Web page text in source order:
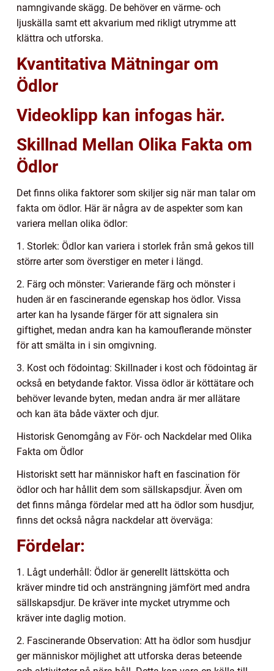
namngivande skägg. De behöver en värme- och
ljuskälla samt ett akvarium med rikligt utrymme att
klättra och utforska.
Kvantitativa Mätningar om
Ödlor
Videoklipp kan infogas här.
Skillnad Mellan Olika Fakta om
Ödlor
Det finns olika faktorer som skiljer sig när man talar om
fakta om ödlor. Här är några av de aspekter som kan
variera mellan olika ödlor:
1. Storlek: Ödlor kan variera i storlek från små gekos till
större arter som överstiger en meter i längd.
2. Färg och mönster: Varierande färg och mönster i
huden är en fascinerande egenskap hos ödlor. Vissa
arter kan ha lysande färger för att signalera sin
giftighet, medan andra kan ha kamouflerande mönster
för att smälta in i sin omgivning.
3. Kost och födointag: Skillnader i kost och födointag är
också en betydande faktor. Vissa ödlor är köttätare och
behöver levande byten, medan andra är mer allätare
och kan äta både växter och djur.
Historisk Genomgång av För- och Nackdelar med Olika
Fakta om Ödlor
Historiskt sett har människor haft en fascination för
ödlor och har hållit dem som sällskapsdjur. Även om
det finns många fördelar med att ha ödlor som husdjur,
finns det också några nackdelar att överväga:
Fördelar:
1. Lågt underhåll: Ödlor är generellt lättskötta och
kräver mindre tid och ansträngning jämfört med andra
sällskapsdjur. De kräver inte mycket utrymme och
kräver inte daglig motion.
2. Fascinerande Observation: Att ha ödlor som husdjur
ger människor möjlighet att utforska deras beteende